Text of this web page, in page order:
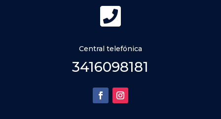

Central telefónica
3416098181